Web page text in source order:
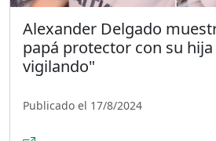
Alexander Delgado
papá protector con su hija
vigilando"
Publicado el 17/8/2024